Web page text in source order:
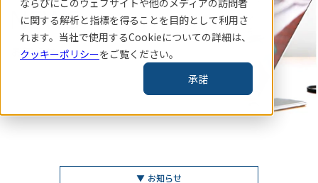
ならびにこのウェブサイトや他のメディアの訪問者
に関する解析と指標を得ることを目的として利用さ
れます。当社で使用するCookieについての詳細は、
クッキーポリシーをご覧ください。
承諾
お知らせ
コラム・レポート
企業情報
TAS-MAP新規会員登録
NEWS
お知らせ
▼ お知らせ